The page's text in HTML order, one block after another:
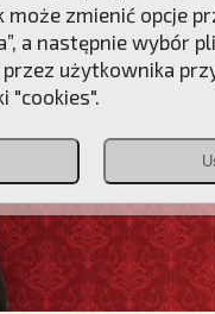
może zmienić opcje
a następnie wybór
użytkownika
"cookies".